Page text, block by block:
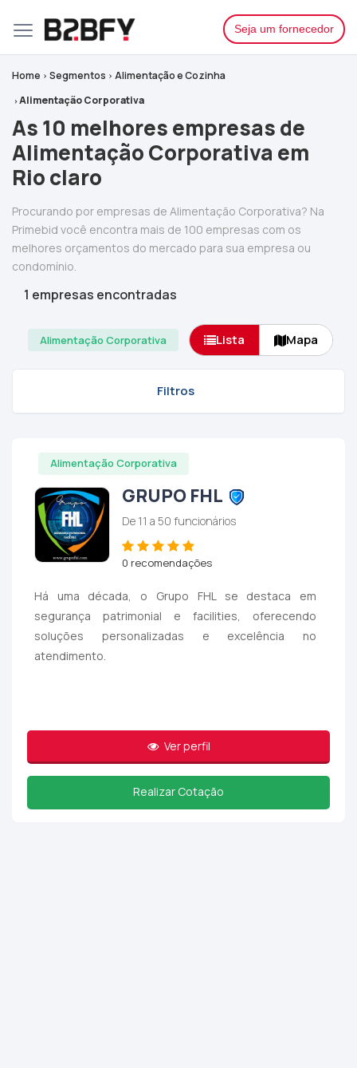
Seja um fornecedor
Home Segmentos
Alimentação e Cozinha
Alimentação Corporativa
As 10 melhores empresas de
Alimentação Corporativa em
Rio claro
Procurando por empresas de Alimentação Corporativa? Na
Primebid você encontra mais de 100 empresas com os
melhores orçamentos do mercado para sua empresa ou
condomínio.
1 empresas encontradas
Alimentação Corporativa Lista Mapa
Filtros
Alimentação Corporativa
GRUPO FHL
De 11 a 50 funcionários
0 recomendações
Há uma década, o Grupo FHL se destaca em
segurança patrimonial e facilities, oferecendo
soluções personalizadas e excelência no
atendimento.
Ver perfil
Realizar Cotação